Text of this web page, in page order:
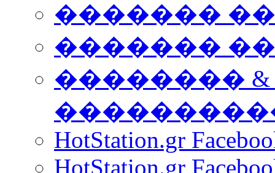
�������
������� ���
��������
HotStation.gr
HotStation.gr